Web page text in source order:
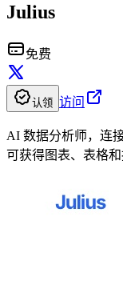
Julius
免费
认领 访问
AI 数据分析师，连
可获得图表、表格和